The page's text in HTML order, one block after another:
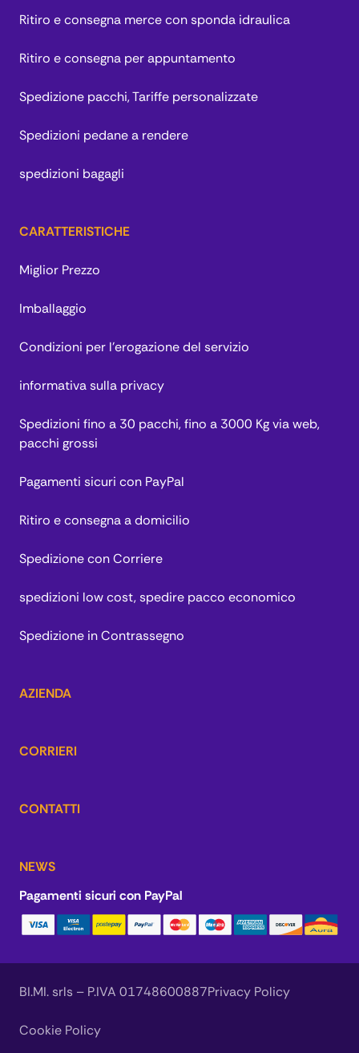
Ritiro e consegna merce con sponda idraulica
Ritiro e consegna per appuntamento
Spedizione pacchi, Tariffe personalizzate
Spedizioni pedane a rendere
spedizioni bagagli
CARATTERISTICHE
Miglior Prezzo
Imballaggio
Condizioni per l’erogazione del servizio
informativa sulla privacy
Spedizioni fino a 30 pacchi, fino a 3000 Kg via web,
pacchi grossi
Pagamenti sicuri con PayPal
Ritiro e consegna a domicilio
Spedizione con Corriere
spedizioni low cost, spedire pacco economico
Spedizione in Contrassegno
AZIENDA
CORRIERI
CONTATTI
NEWS
Pagamenti sicuri con PayPal
BI.MI. srls – P.IVA 01748600887Privacy Policy
Cookie Policy